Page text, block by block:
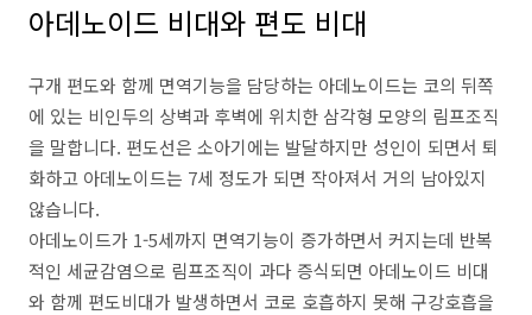
아데노이드 비대와 편도 비대
구개 편도와 함께 면역기능을 담당하는 아데노이드는 코의 뒤쪽
에 있는 비인두의 상벽과 후벽에 위치한 삼각형 모양의 림프조직
을 말합니다. 편도선은 소아기에는 발달하지만 성인이 되면서 퇴
화하고 아데노이드는 7세 정도가 되면 작아져서 거의 남아있지
않습니다.
아데노이드가 1-5세까지 면역기능이 증가하면서 커지는데 반복
적인 세균감염으로 림프조직이 과다 증식되면 아데노이드 비대
와 함께 편도비대가 발생하면서 코로 호흡하지 못해 구강호흡을